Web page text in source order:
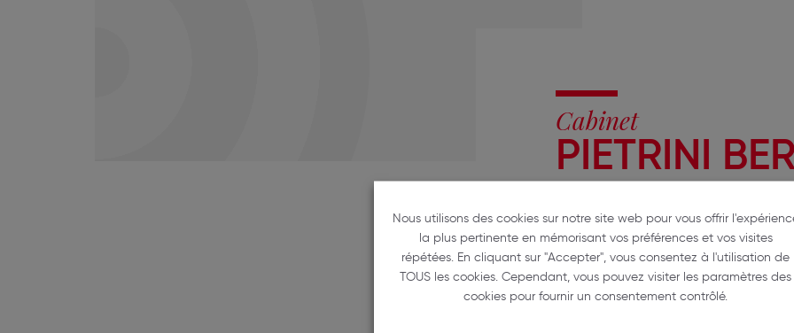
Cabinet
PIETRINI
52 Cours d'Alsace-Lorraine
33000 BORDEAUX
06 12 09 38 63
pietrini.avocat@free.fr
Nous utilisons des cookies sur notre site web pour vous offrir
la plus pertinente en mémorisant vos préférences et vos visites
répétées. En cliquant sur "Accepter", vous consentez à l'utilisation de
TOUS les cookies. Cependant, vous pouvez visiter les paramètres des
cookies pour fournir un consentement contrôlé.